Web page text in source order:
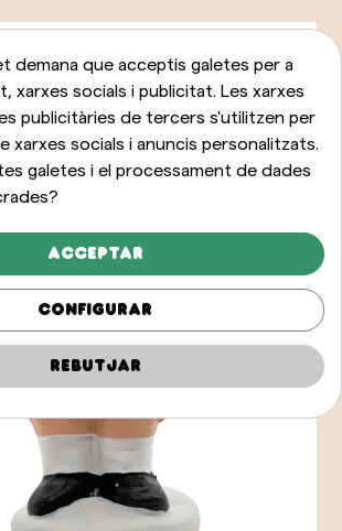
demana que acceptis galetes per a
xarxes socials i publicitat. Les xarxes
publicitàries de tercers s'utilitzen per
xarxes socials i anuncis personalitzats.
galetes i el processament de dades
Acceptar
Configurar
Rebutjar